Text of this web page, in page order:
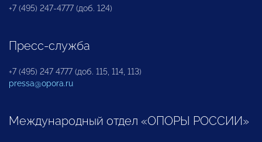
+7 (495) 247-4777 (доб. 124)
Пресс-служба
+7 (495) 247 4777 (доб. 115, 114, 113)
pressa@opora.ru
Международный отдел «ОПОРЫ РОССИИ»